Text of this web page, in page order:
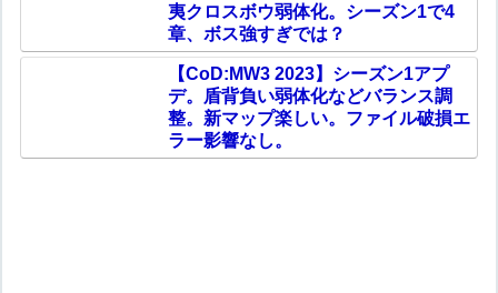
夷クロスボウ弱体化。シーズン1で4
章、ボス強すぎでは？
【CoD:MW3 2023】シーズン1アプ
デ。盾背負い弱体化などバランス調
整。新マップ楽しい。ファイル破損エ
ラー影響なし。